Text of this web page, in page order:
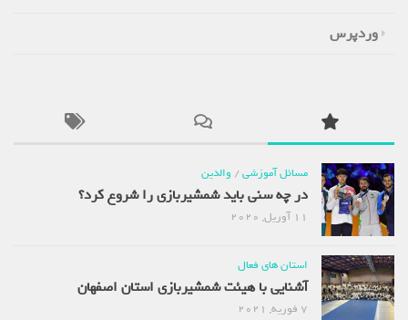
وردپرس
مسائل آموزشی/والدین
در چه سنی باید شمشیربازی را شروع کرد؟
استان های فعال
آشنایی با هیئت شمشیربازی استان اصفهان